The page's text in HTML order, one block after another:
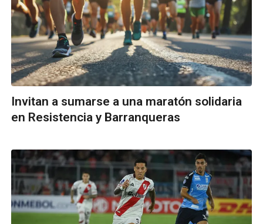
Invitan a sumarse a una maratón solidaria
en Resistencia y Barranqueras